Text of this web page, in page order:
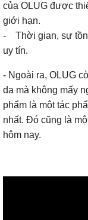
của OLUG được
giới hạn.
- Thời gian, sự tồn
uy tín.
- Ngoài ra, OLUG
da mà không mấy
phẩm là một tác
nhất. Đó cũng là
hôm nay.